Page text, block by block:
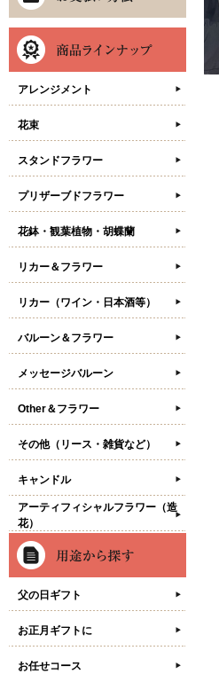
アレンジメント
花束
スタンドフラワー
プリザーブドフラワー
花鉢・観葉植物・胡蝶蘭
リカー＆フラワー
リカー（ワイン・日本酒等）
バルーン＆フラワー
メッセージバルーン
Other＆フラワー
その他（リース・雑貨など）
キャンドル
アーティフィシャルフラワー（造
花）
父の日ギフト
お正月ギフトに
お任せコース